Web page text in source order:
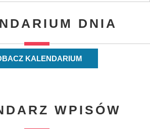
DNIA
KALENDARIUM
WPISÓW